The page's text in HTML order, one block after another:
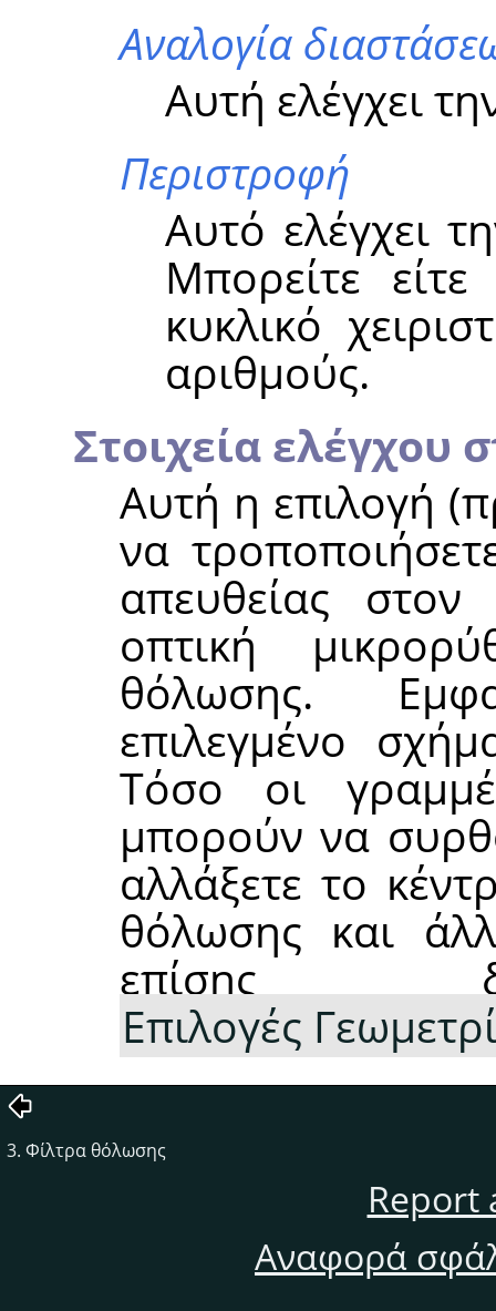
Αναλογία
Αυτή ελέγχει
Περιστροφή
Αυτό ελέγχει
Μπορείτε
κυκλικό
αριθμούς.
Στοιχεία ελέγχου
Αυτή η επιλογή
να
απευθείας
οπτική
θόλωσης.
επιλεγμένο
Τόσο οι
μπορούν να
αλλάξετε το
θόλωσης και
επίσης
Επιλογές
3. Φίλτρα θόλωσης
Report
Αναφορά